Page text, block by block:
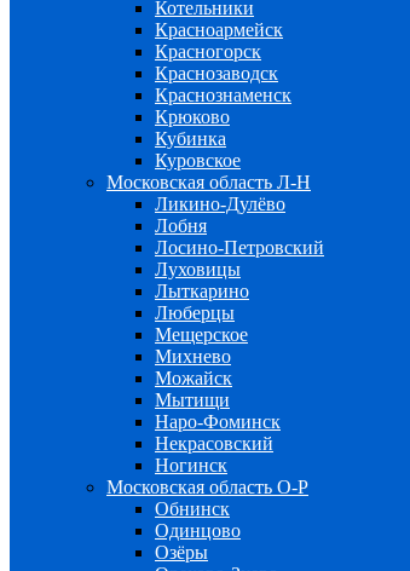
Котельники
Красноармейск
Красногорск
Краснозаводск
Краснознаменск
Крюково
Кубинка
Куровское
Московская область Л-Н
Ликино-Дулёво
Лобня
Лосино-Петровский
Луховицы
Лыткарино
Люберцы
Мещерское
Михнево
Можайск
Мытищи
Наро-Фоминск
Некрасовский
Ногинск
Московская область О-Р
Обнинск
Одинцово
Озёры